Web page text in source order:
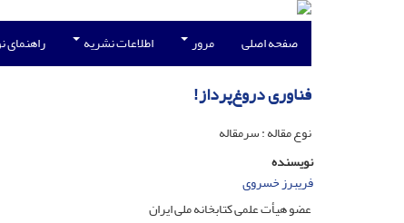
صفحه اصلی مرور اطلاعات نشریه راهنمای
فناوری دروغ‌پرداز!
نوع مقاله : سرمقاله
نویسنده
فریبرز خسروی
عضو هیأت علمی کتابخانه ملی ایران